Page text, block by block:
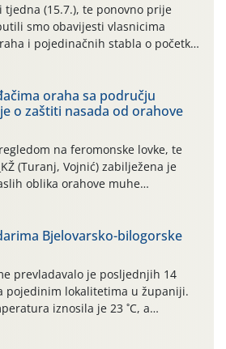
tjedna (15.7.), te ponovno prije
smo obavijesti vlasnicima
i pojedinačnih stabla o početku
usmjerenog suzbijanja
completa)! Već dvanaest dana
“toplinski udar”, koji naročito
(31.7.-05.8.), jer najviše
[…]
oraha sa području
o zaštiti nasada od orahove
na feromonske lovke, te
(Turanj, Vojnić) zabilježena je
oblika orahove muhe
Niska brojnost može se objasniti
o mladim nasadima s vrlo malim
i s manjim brojem prezimjelih
na žutim ljepljivim Rebell
Bjelovarsko-bilogorske
prevladavalo je posljednjih 14
pojedinim lokalitetima u županiji.
iznosila je 23 ˚C, a
dana dosezale do 35 ˚C.
vinove loze (Plasmoparas